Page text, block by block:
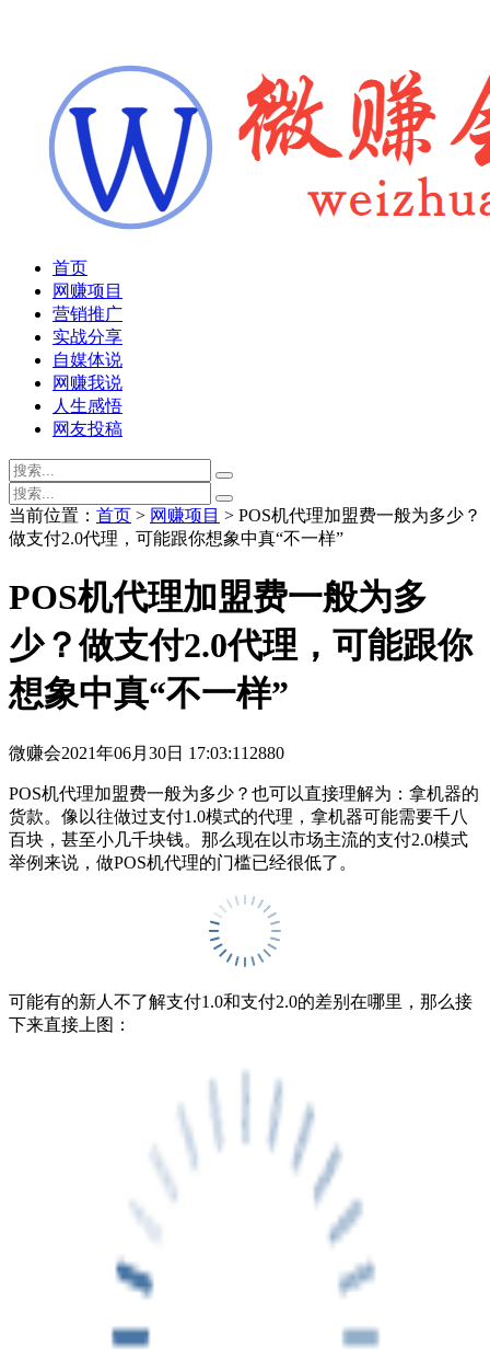
首页
网赚项目
营销推广
实战分享
自媒体说
网赚我说
人生感悟
网友投稿
当前位置： 首页 > 网赚项目 > POS机代理加盟费一般为多少？
做支付2.0代理，可能跟你想象中真“不一样”
POS机代理加盟费一般为多
少？做支付2.0代理，可能跟你
想象中真“不一样”
微赚会2021年06月30日 17:03:11 2880
POS机代理加盟费一般为多少？也可以直接理解为：拿机器的
货款。像以往做过支付1.0模式的代理，拿机器可能需要千八
百块，甚至小几千块钱。那么现在以市场主流的支付2.0模式
举例来说，做POS机代理的门槛已经很低了。
可能有的新人不了解支付1.0和支付2.0的差别在哪里，那么接
下来直接上图：